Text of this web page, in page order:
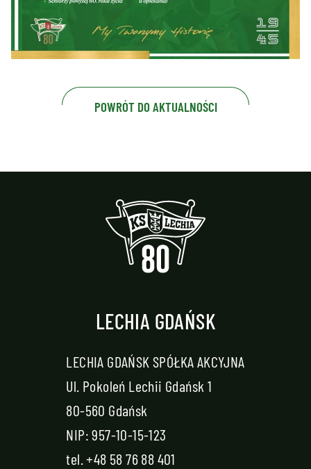
POWRÓT DO AKTUALNOŚCI
LECHIA GDAŃSK
LECHIA GDAŃSK SPÓŁKA AKCYJNA
Ul. Pokoleń Lechii Gdańsk 1
80-560 Gdańsk
NIP: 957-10-15-123
tel.+48 58 76 88 401